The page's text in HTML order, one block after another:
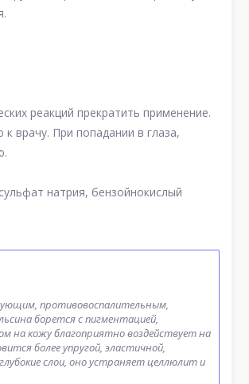
реакций прекратить применение.
врачу. При попадании в глаза,
натрия, бензойнокислый
противовоспалительным,
борется с пигментацией,
на кожу благоприятно воздействует на
более упругой, эластичной,
слои, оно устраняет целлюлит и